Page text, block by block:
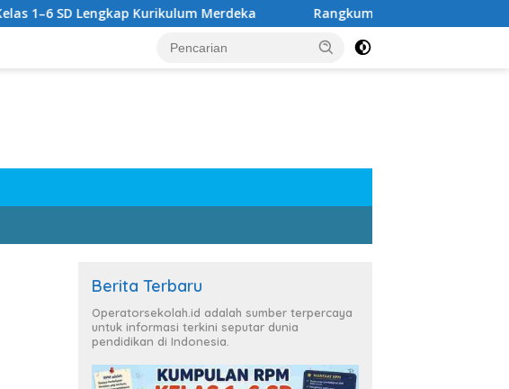
Kurikulum Merdeka Rangkuman Materi Kelas 6 SD Semester 1
Berita Terbaru
Operatorsekolah.id adalah sumber terpercaya
untuk informasi terkini seputar dunia
pendidikan di Indonesia.